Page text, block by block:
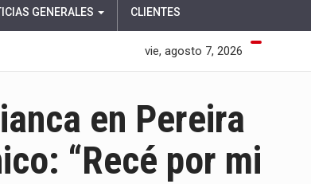
GENERALES CLIENTES
vie, agosto 7, 2026
en Pereira
“Recé por mi